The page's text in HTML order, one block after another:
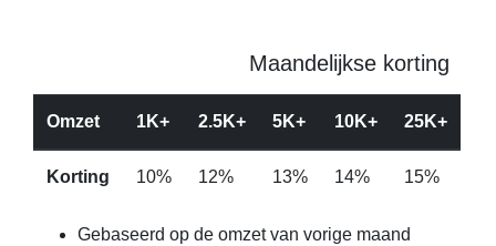
Maandelijkse korting
Omzet 1K+ 2.5K+ 5K+ 10K+ 25K+
Korting 10% 12% 13% 14% 15%
Gebaseerd op de omzet van vorige maand